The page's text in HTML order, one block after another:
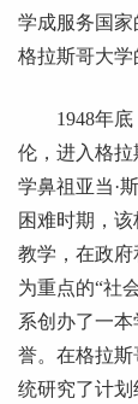
学成服务国
格拉斯哥大学
1948年
伦，进入格
学鼻祖亚当·
困难时期，
教学，在政
为重点的“社
系创办了一
誉。在格拉
统研究了计